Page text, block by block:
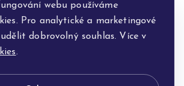
webu používáme
Pro analytické a marketingové
dobrovolný souhlas. Více v
.
7 860 Kč
1 2 ... 20